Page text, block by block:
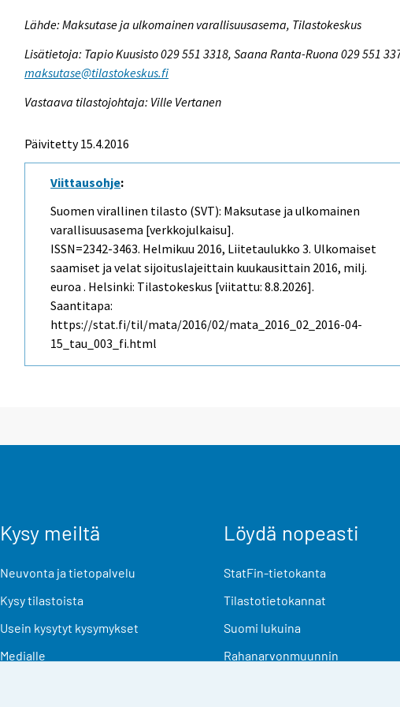
Lähde: Maksutase ja ulkomainen varallisuusasema, Tilastokeskus
Lisätietoja: Tapio Kuusisto 029 551 3318, Saana Ranta-Ruona 029 551
maksutase@tilastokeskus.fi
Vastaava tilastojohtaja: Ville Vertanen
Päivitetty 15.4.2016
Viittausohje:
Suomen virallinen tilasto (SVT): Maksutase ja ulkomainen
varallisuusasema [verkkojulkaisu].
ISSN=2342-3463. Helmikuu 2016, Liitetaulukko 3. Ulkomaiset
saamiset ja velat sijoituslajeittain kuukausittain 2016, milj.
euroa . Helsinki: Tilastokeskus [viitattu: 8.8.2026].
Saantitapa:
https://stat.fi/til/mata/2016/02/mata_2016_02_2016-04-
15_tau_003_fi.html
Kysy meiltä
Neuvonta ja tietopalvelu
Kysy tilastoista
Usein kysytyt kysymykset
Medialle
Löydä nopeasti
StatFin-tietokanta
Tilastotietokannat
Suomi lukuina
Rahanarvonmuunnin